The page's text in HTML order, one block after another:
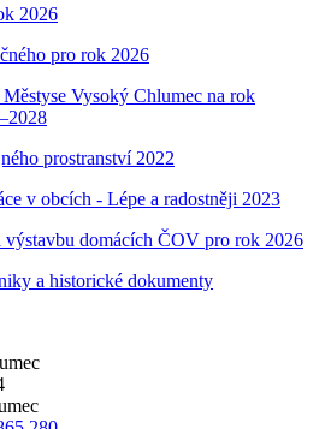
2026
pro rok 2026
Vysoký Chlumec na rok
8
prostranství 2022
v obcích - Lépe a radostněji 2023
výstavbu domácích ČOV pro rok 2026
a historické dokumenty